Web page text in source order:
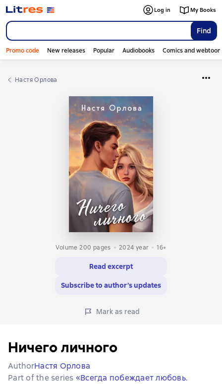
Find
Log in My Books
Promo code New releases Popular Audiobooks Comics and
Настя Орлова
Volume 200 pages 2024 year 16+
Read excerpt
Subscribe to author’s updates
Mark as read
Ничего личного
AuthorНастя Орлова
Part of the series «Всегда побеждает любовь.